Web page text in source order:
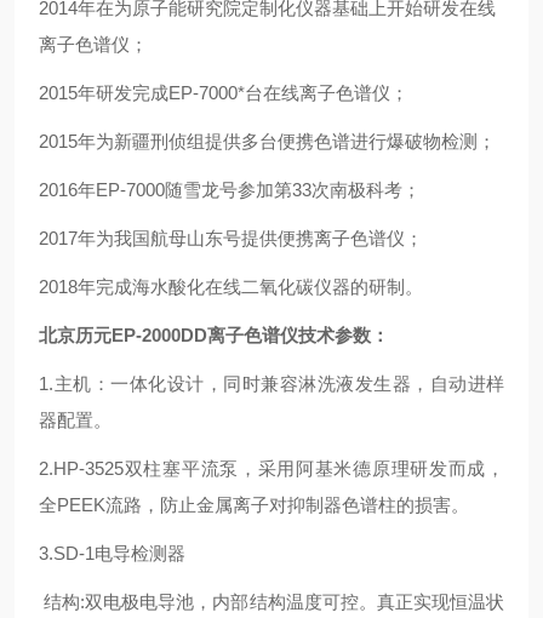
2014年在为原子能研究院定制化仪器基础上开始研发在线
离子色谱仪；
2015年研发完成EP-7000*台在线离子色谱仪；
2015年为新疆刑侦组提供多台便携色谱进行爆破物检测；
2016年EP-7000随雪龙号参加第33次南极科考；
2017年为我国航母山东号提供便携离子色谱仪；
2018年完成海水酸化在线二氧化碳仪器的研制。
北京历元EP-2000DD离子色谱仪技术参数：
1.主机：一体化设计，同时兼容淋洗液发生器，自动进样
器配置。
2.HP-3525双柱塞平流泵，采用阿基米德原理研发而成，
全PEEK流路，防止金属离子对抑制器色谱柱的损害。
3.SD-1电导检测器
结构:双电极电导池，内部结构温度可控。真正实现恒温状